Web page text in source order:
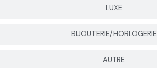
LUXE
BIJOUTERIE/HORLOGERIE
AUTRE